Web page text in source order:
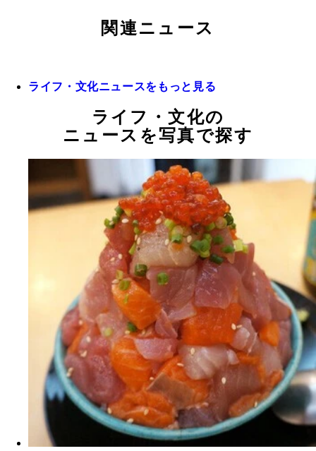
関連ニュース
ライフ・文化ニュースをもっと見る
ライフ・文化の
ニュースを写真で探す